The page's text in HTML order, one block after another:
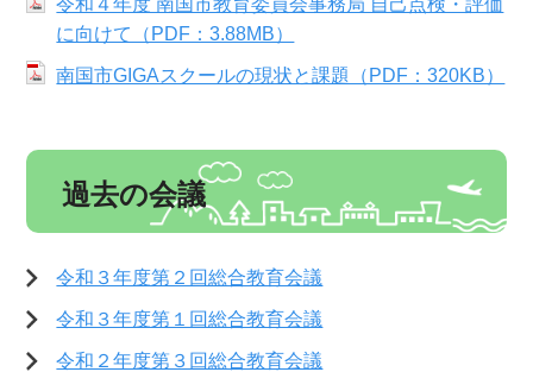
令和４年度 南国市教育委員会事務局 自己点検・評価
に向けて（PDF：3.88MB）
南国市GIGAスクールの現状と課題（PDF：320KB）
過去の会議
令和３年度第２回総合教育会議
令和３年度第１回総合教育会議
令和２年度第３回総合教育会議